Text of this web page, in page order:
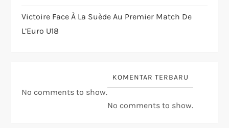
Victoire Face À La Suède Au Premier Match De
L’Euro U18
No comments to show.
KOMENTAR TERBARU
No comments to show.